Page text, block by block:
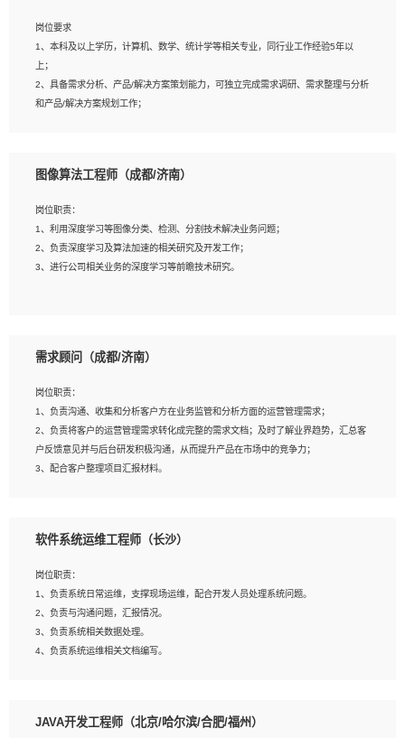
岗位要求：
1、全日制统招本科及以上学历，计算机相关专业毕业，5年以上开发工作经验；
2、具有扎实的java编程功底和良好的编码习惯，有分布式、多线程及高并发系统开
发经验和性能调优经验尤佳；熟悉JVM调优；掌握基础中间件、基础架构方案和云
平台、云产品功能特性，熟练使用相关平台的功能和了解其背后实现机制；
研发管理流程建设经验；
种常用框架和技术Springboot、Shiro、springcloud等；熟悉Linux常用命令和了解
常用脚本语言，较丰富的线上系统运维经验，复杂问题排查思路清晰。
岗位要求
1、本科及以上学历，计算机、数学、统计学等相关专业，同行业工作经验5年以
上；
2、具备需求分析、产品/解决方案策划能力，可独立完成需求调研、需求整理与分析
和产品/解决方案规划工作；
相关的解决方案，包括视频分析、图像识别、NLP、OCR、机器学习等；
AI算法框架，对人脸识别、目标检测、图像识别、OCR、NLP等AI算法有深刻理
解。具有AI平台级产品/解决方案从业经验者优先。具有大数据技术背景者优先；
6、具备良好的客户意识与沟通能力，善于学习思考、创新与团队协作，认真负责、
执行力与抗压力强。
图像算法工程师（成都/济南）
岗位职责：
1、利用深度学习等图像分类、检测、分割技术解决业务问题；
2、负责深度学习及算法加速的相关研究及开发工作；
3、进行公司相关业务的深度学习等前瞻技术研究。
2、2年以上图像处理开发经验，熟悉python和spark开发；
建深度学习系统环境；
4、熟悉OPENCV、HALCON等常用图像处理软件，熟练进行图像处理；
5、熟悉主流的分类算法、聚类算法和关联分析算法原理，能熟练使用神经网络算法
的进行业务建模；
6、对OCR领域有深入的研究，熟悉模型调参，压缩和整型化方法；
需求顾问（成都/济南）
岗位职责：
1、负责沟通、收集和分析客户方在业务监管和分析方面的运营管理需求；
2、负责将客户的运营管理需求转化成完整的需求文档；及时了解业界趋势，汇总客
户反馈意见并与后台研发积极沟通，从而提升产品在市场中的竞争力；
3、配合客户整理项目汇报材料。
1、3年以上运营或解决方案的工作经验。
征，可独立提出完整的优化方案,并推动方案执行达成结果；熟练使用PPT、
WORD、EXCEL等办公软件；
3、深入理解公司各项AI产品和技术信息；具有较强的文档编写能力，能独立撰写
PPT、方案建议书等，面试时需携带个人制作的专业PPT文件进行展示。
软件系统运维工程师（长沙）
岗位职责：
1、负责系统日常运维，支撑现场运维，配合开发人员处理系统问题。
2、负责与沟通问题，汇报情况。
3、负责系统相关数据处理。
4、负责系统运维相关文档编写。
岗位要求：
JAVA开发工程师（北京/哈尔滨/合肥/福州）